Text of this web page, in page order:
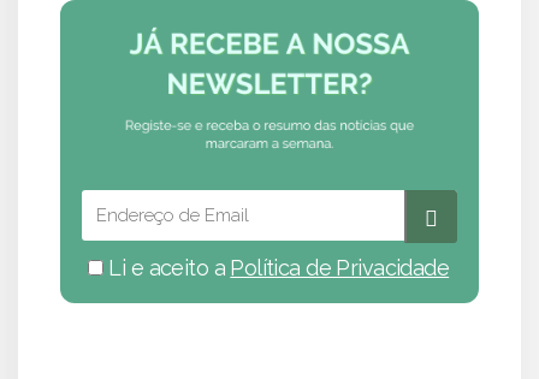
Li e aceito a Política de Privacidade